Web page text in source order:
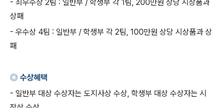
- 최우수상 2팀 : 일반부 / 학생부 각 1 팀, 200만원 상당 시상품과
상패
- 우수상 4팀 : 일반부 / 학생부 각 2팀, 100만원 상당 시상품과 상
패
◎ 수상혜택
- 일반부 대상 수상자는 도지사상 수상, 학생부 대상 수상자는 시